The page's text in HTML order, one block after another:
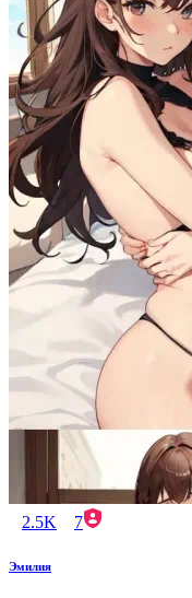
2.5K 7
Эмилия